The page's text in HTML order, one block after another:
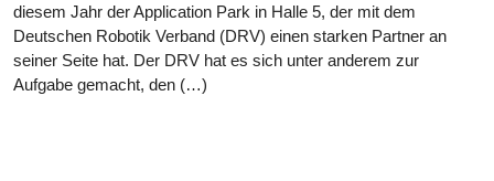
diesem Jahr der Application Park in Halle 5, der mit dem
Deutschen Robotik Verband (DRV) einen starken Partner an
seiner Seite hat. Der DRV hat es sich unter anderem zur
Aufgabe gemacht, den (…)